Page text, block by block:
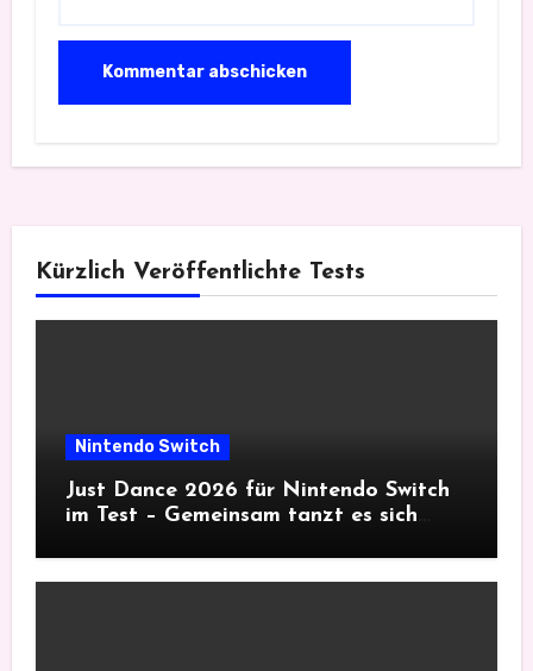
Kürzlich Veröffentlichte Tests
Nintendo Switch
Just Dance 2026 für Nintendo Switch
im Test – Gemeinsam tanzt es sich